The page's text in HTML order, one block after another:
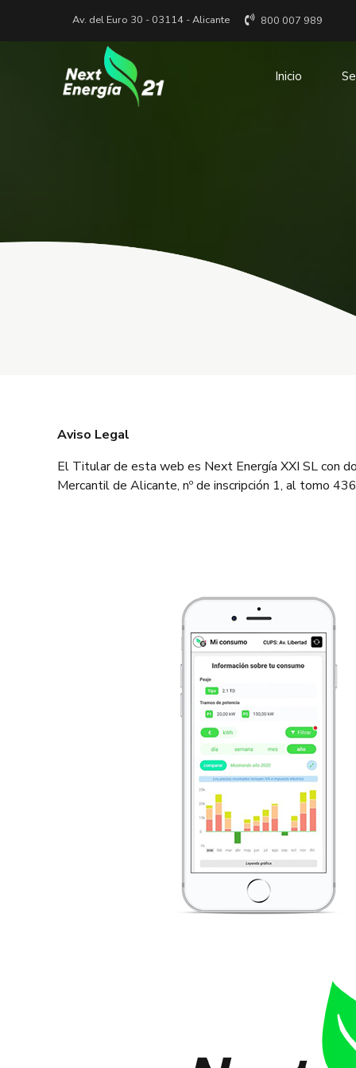
Av. del Euro 30 - 03114 - Alicante 800 007 989
Inicio
Aviso Legal
El Titular de esta web es Next Energía XXI SL con
Mercantil de Alicante, nº de inscripción 1, al tomo